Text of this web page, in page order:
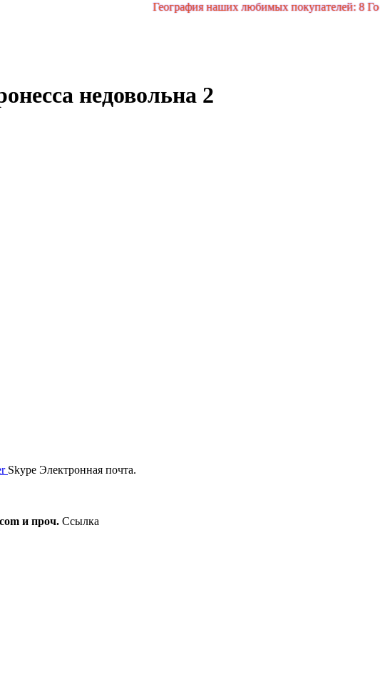
География наших любимых покупателей: 8
недовольна 2
Skype Электронная почта.
и проч. Ссылка